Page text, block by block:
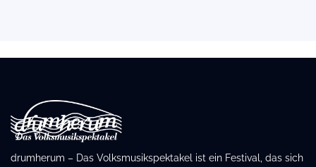
drumherum – Das Volksmusikspektakel ist ein Festival, das sich